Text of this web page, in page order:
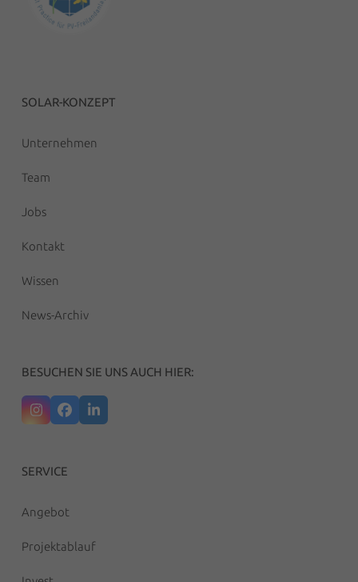
SOLAR-KONZEPT
Unternehmen
Team
Jobs
Kontakt
Wissen
News-Archiv
BESUCHEN SIE UNS AUCH HIER:
Instagram
FacebookLinkedIn
SERVICE
Angebot
Projektablauf